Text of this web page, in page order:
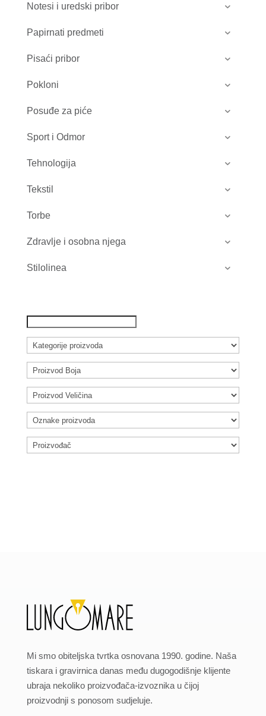
Notesi i uredski pribor
Papirnati predmeti
Pisaći pribor
Pokloni
Posuđe za piće
Sport i Odmor
Tehnologija
Tekstil
Torbe
Zdravlje i osobna njega
Stilolinea
Mi smo obiteljska tvrtka osnovana 1990. godine. Naša
tiskara i gravirnica danas među dugogodišnje klijente
ubraja nekoliko proizvođača-izvoznika u čijoj
proizvodnji s ponosom sudjeluje.